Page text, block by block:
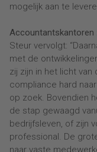
mogelijk aan te
Accountantskantoren
Steur vervolgt:
met de
zij zijn in het licht
compliance hard
op zoek. Bovendien
de stap gewaagd
bedrijfsleven, of zijn
professional. De
naar vaste